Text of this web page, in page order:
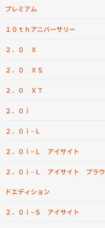
プレミアム
１０ｔｈアニバーサリー
２．０ Ｘ
２．０ ＸＳ
２．０ ＸＴ
２．０ｉ
２．０ｉ−Ｌ
２．０ｉ−Ｌ アイサイト
２．０ｉ−Ｌ アイサイト プラウ
ドエディション
２．０ｉ−Ｓ アイサイト